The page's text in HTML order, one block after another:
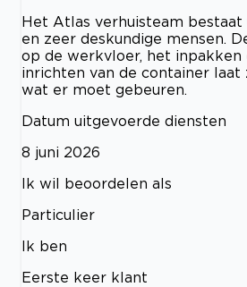
Het Atlas verhuisteam
en zeer deskundige mensen.
op de werkvloer, het inpakken
inrichten van de container laat
wat er moet gebeuren.
Datum uitgevoerde diensten
8 juni 2026
Ik wil beoordelen als
Particulier
Ik ben
Eerste keer klant